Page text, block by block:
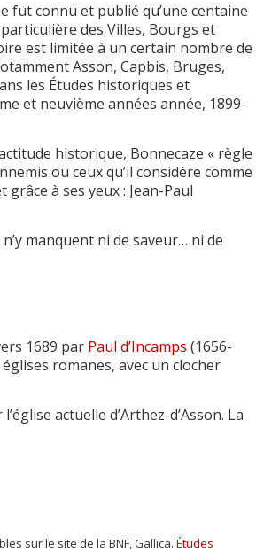
fut connu et publié qu’une centaine
des Villes, Bourgs et
est limitée à un certain nombre de
Asson, Capbis, Bruges,
les Études historiques et
et neuvième années année, 1899-
historique, Bonnecaze « règle
ou ceux qu’il considère comme
à ses yeux : Jean-Paul
manquent ni de saveur… ni de
1689 par Paul d’Incamps (1656-
romanes, avec un clocher
actuelle d’Arthez-d’Asson. La
sur le site de la BNF, Gallica. Études